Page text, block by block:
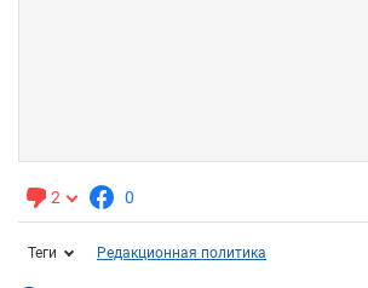
2 0
Теги Редакционная политика